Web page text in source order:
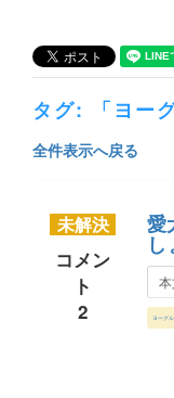
タグ: 「ヨー
全件表示へ戻る
未解決
コメン
ト
2
愛
ヨーグル